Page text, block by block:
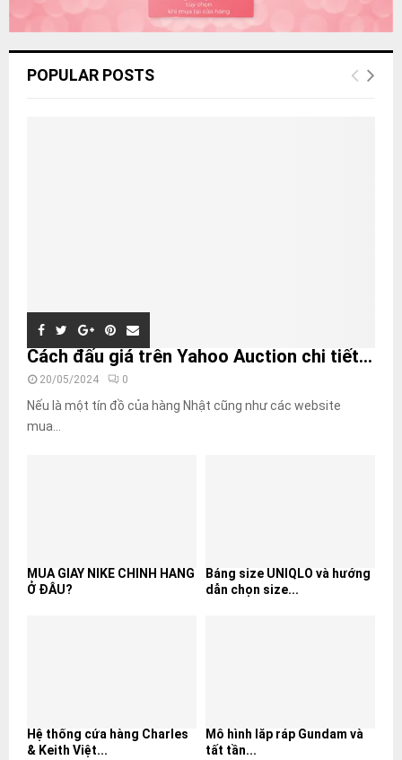
POPULAR POSTS
Cách đấu giá trên Yahoo Auction chi tiết...
20/05/2024 0
Nếu là một tín đồ của hàng Nhật cũng như các website
mua...
MUA GIÀY NIKE CHÍNH HÃNG
Ở ĐÂU?
Bảng size UNIQLO và hướng
dẫn chọn size...
Hệ thống cửa hàng Charles
& Keith Việt...
Mô hình lắp ráp Gundam và
tất tần...